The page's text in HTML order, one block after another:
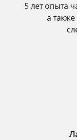
5 лет опыта
а